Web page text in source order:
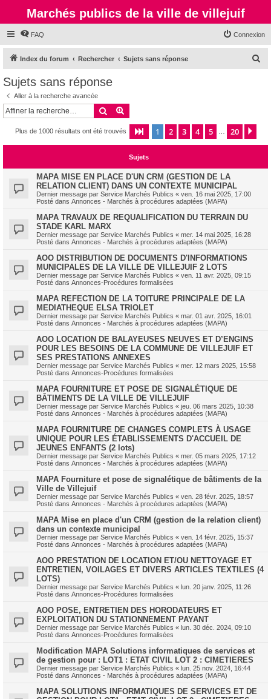
Marchés publics de la ville de villejuif
FAQ Connexion
Index du forum Rechercher Sujets sans réponse
c
Sujets sans réponse
Aller à la recherche avancée
Rechercher
Plus de 1000 résultats ont été trouvés Page 1sur20
1 2 3 4 5 20
Sujets
MAPA MISE EN PLACE D'UN CRM (GESTION DE LA
RELATION CLIENT) DANS UN CONTEXTE MUNICIPAL
Dernier message par Service Marchés Publics « ven. 16 mai 2025, 17:00
Posté dans Annonces - Marchés à procédures adaptées (MAPA)
MAPA TRAVAUX DE REQUALIFICATION DU TERRAIN DU
STADE KARL MARX
Dernier message par Service Marchés Publics « mer. 14 mai 2025, 16:28
Posté dans Annonces - Marchés à procédures adaptées (MAPA)
AOO DISTRIBUTION DE DOCUMENTS D'INFORMATIONS
MUNICIPALES DE LA VILLE DE VILLEJUIF 2 LOTS
Dernier message par Service Marchés Publics « ven. 11 avr. 2025, 09:15
Posté dans Annonces-Procédures formalisées
MAPA REFECTION DE LA TOITURE PRINCIPALE DE LA
MEDIATHEQUE ELSA TRIOLET
Dernier message par Service Marchés Publics « mar. 01 avr. 2025, 16:01
Posté dans Annonces - Marchés à procédures adaptées (MAPA)
AOO LOCATION DE BALAYEUSES NEUVES ET D’ENGINS
POUR LES BESOINS DE LA COMMUNE DE VILLEJUIF ET
SES PRESTATIONS ANNEXES
Dernier message par Service Marchés Publics « mer. 12 mars 2025, 15:58
Posté dans Annonces-Procédures formalisées
MAPA FOURNITURE ET POSE DE SIGNALÉTIQUE DE
BÂTIMENTS DE LA VILLE DE VILLEJUIF
Dernier message par Service Marchés Publics « jeu. 06 mars 2025, 10:38
Posté dans Annonces - Marchés à procédures adaptées (MAPA)
MAPA FOURNITURE DE CHANGES COMPLETS À USAGE
UNIQUE POUR LES ÉTABLISSEMENTS D'ACCUEIL DE
JEUNES ENFANTS (2 lots)
Dernier message par Service Marchés Publics « mer. 05 mars 2025, 17:12
Posté dans Annonces - Marchés à procédures adaptées (MAPA)
MAPA Fourniture et pose de signalétique de bâtiments de la
Ville de Villejuif
Dernier message par Service Marchés Publics « ven. 28 févr. 2025, 18:57
Posté dans Annonces - Marchés à procédures adaptées (MAPA)
MAPA Mise en place d'un CRM (gestion de la relation client)
dans un contexte municipal
Dernier message par Service Marchés Publics « ven. 14 févr. 2025, 15:37
Posté dans Annonces - Marchés à procédures adaptées (MAPA)
AOO PRESTATION DE LOCATION ET/OU NETTOYAGE ET
ENTRETIEN, VOILAGES ET DIVERS ARTICLES TEXTILES (4
LOTS)
Dernier message par Service Marchés Publics « lun. 20 janv. 2025, 11:26
Posté dans Annonces-Procédures formalisées
AOO POSE, ENTRETIEN DES HORODATEURS ET
EXPLOITATION DU STATIONNEMENT PAYANT
Dernier message par Service Marchés Publics « lun. 30 déc. 2024, 09:10
Posté dans Annonces-Procédures formalisées
Modification MAPA Solutions informatiques de services et
de gestion pour : LOT1 : ETAT CIVIL LOT 2 : CIMETIERES
Dernier message par Service Marchés Publics « lun. 25 nov. 2024, 16:44
Posté dans Annonces - Marchés à procédures adaptées (MAPA)
MAPA SOLUTIONS INFORMATIQUES DE SERVICES ET DE